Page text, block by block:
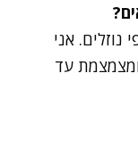
נוזלים. אני
עד